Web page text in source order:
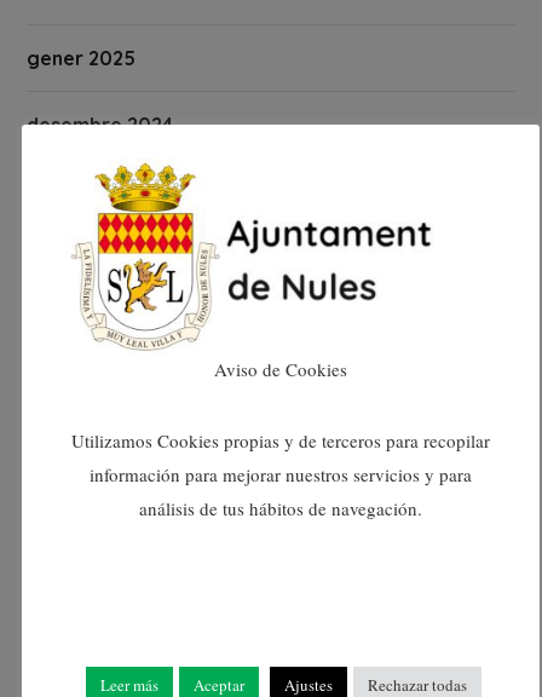
gener 2025
desembre 2024
novembre 2024
octubre 2024
setembre 2024
Aviso de Cookies
Utilizamos Cookies propias y de terceros para recopilar
información para mejorar nuestros servicios y para
análisis de tus hábitos de navegación.
Leer más Aceptar Ajustes Rechazar todas